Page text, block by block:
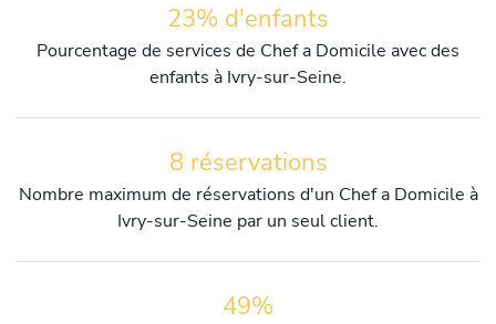
23% d'enfants
Pourcentage de services de Chef a Domicile avec des
enfants à Ivry-sur-Seine.
8 réservations
Nombre maximum de réservations d'un Chef a Domicile à
Ivry-sur-Seine par un seul client.
49%